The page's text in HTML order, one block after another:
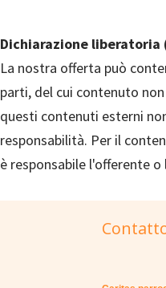
Dichiarazione liberatoria
La nostra offerta può
parti, del cui contenuto
questi contenuti esterni
responsabilità. Per il
è responsabile l'offerente